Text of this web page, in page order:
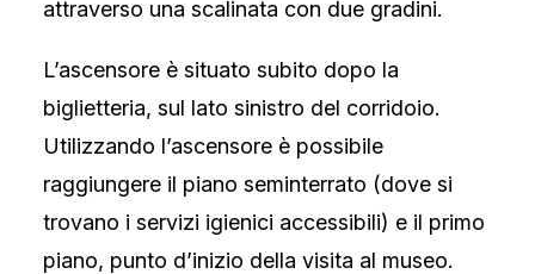
attraverso una scalinata con due gradini.
L’ascensore è situato subito dopo la
biglietteria, sul lato sinistro del corridoio.
Utilizzando l’ascensore è possibile
raggiungere il piano seminterrato (dove si
trovano i servizi igienici accessibili) e il primo
piano, punto d’inizio della visita al museo.